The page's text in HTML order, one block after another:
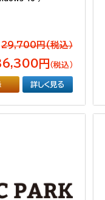
29,700円(税込）
円 （税込）
詳しく見る